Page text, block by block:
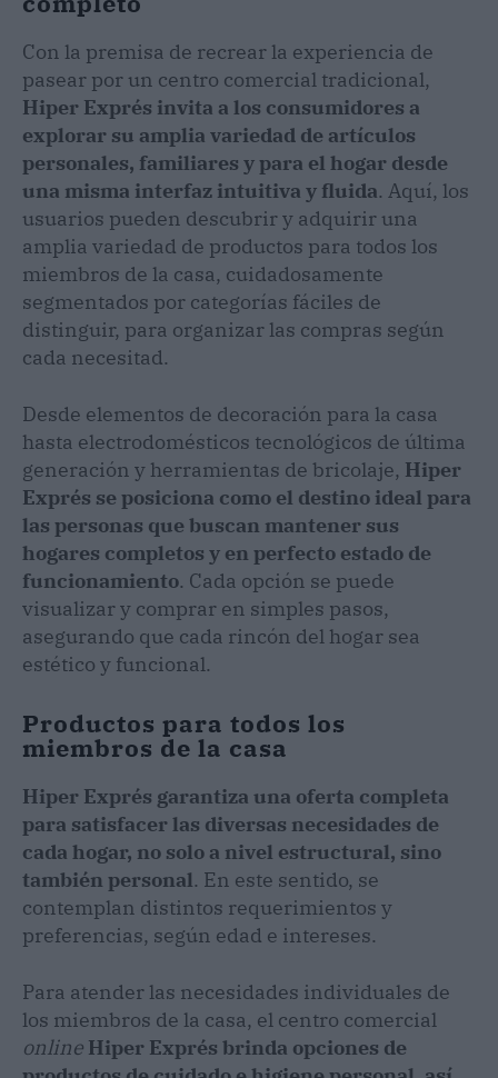
Con la premisa de recrear la experiencia de
pasear por un centro comercial tradicional,
Hiper Exprés invita a los consumidores a
explorar su amplia variedad de artículos
personales, familiares y para el hogar desde
una misma interfaz intuitiva y fluida. Aquí, los
usuarios pueden descubrir y adquirir una
amplia variedad de productos para todos los
miembros de la casa, cuidadosamente
segmentados por categorías fáciles de
distinguir, para organizar las compras según
cada necesitad.
Desde elementos de decoración para la casa
hasta electrodomésticos tecnológicos de última
generación y herramientas de bricolaje, Hiper
Exprés se posiciona como el destino ideal para
las personas que buscan mantener sus
hogares completos y en perfecto estado de
funcionamiento. Cada opción se puede
visualizar y comprar en simples pasos,
asegurando que cada rincón del hogar sea
estético y funcional.
Productos para todos los
miembros de la casa
Hiper Exprés garantiza una oferta completa
para satisfacer las diversas necesidades de
cada hogar, no solo a nivel estructural, sino
también personal. En este sentido, se
contemplan distintos requerimientos y
preferencias, según edad e intereses.
Para atender las necesidades individuales de
los miembros de la casa, el centro comercial
online Hiper Exprés brinda opciones de